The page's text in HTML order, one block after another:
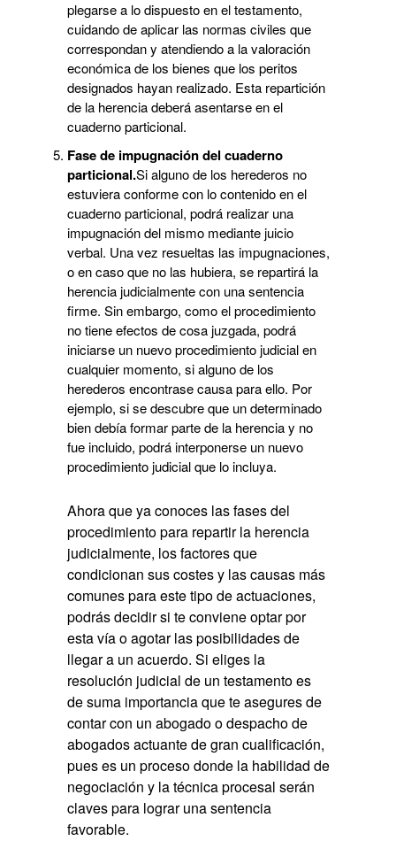
plegarse a lo dispuesto en el testamento,
cuidando de aplicar las normas civiles que
correspondan y atendiendo a la valoración
económica de los bienes que los peritos
designados hayan realizado. Esta repartición
de la herencia deberá asentarse en el
cuaderno particional.
Fase de impugnación del cuaderno
particional.Si alguno de los herederos no
estuviera conforme con lo contenido en el
cuaderno particional, podrá realizar una
impugnación del mismo mediante juicio
verbal. Una vez resueltas las impugnaciones,
o en caso que no las hubiera, se repartirá la
herencia judicialmente con una sentencia
firme. Sin embargo, como el procedimiento
no tiene efectos de cosa juzgada, podrá
iniciarse un nuevo procedimiento judicial en
cualquier momento, si alguno de los
herederos encontrase causa para ello. Por
ejemplo, si se descubre que un determinado
bien debía formar parte de la herencia y no
fue incluido, podrá interponerse un nuevo
procedimiento judicial que lo incluya.
Ahora que ya conoces las fases del
procedimiento para repartir la herencia
judicialmente, los factores que
condicionan sus costes y las causas más
comunes para este tipo de actuaciones,
podrás decidir si te conviene optar por
esta vía o agotar las posibilidades de
llegar a un acuerdo. Si eliges la
resolución judicial de un testamento es
de suma importancia que te asegures de
contar con un abogado o despacho de
abogados actuante de gran cualificación,
pues es un proceso donde la habilidad de
negociación y la técnica procesal serán
claves para lograr una sentencia
favorable.